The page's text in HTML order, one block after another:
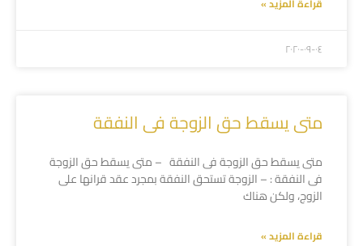
۲۰۲۰-۰۹-۰٤
متى يسقط حق الزوجة فى النفقة
متى يسقط حق الزوجة فى النفقة – متى يسقط حق الزوجة
فى النفقة : – الزوجة تستحق النفقة بمجرد عقد قرانها على
الزوج، ولكن هناك
قراءة المزيد »